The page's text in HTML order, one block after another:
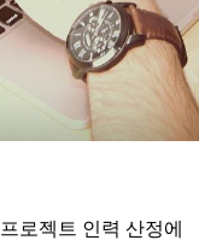
로젝트 인력 산정에